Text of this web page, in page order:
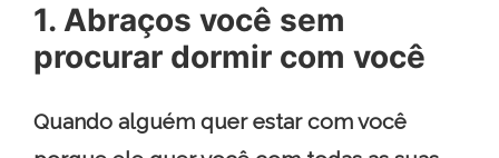
1. Abraços você sem
procurar dormir com você
Quando alguém quer estar com você